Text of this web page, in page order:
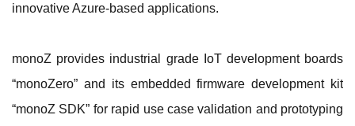
innovative Azure-based applications.
monoZ provides industrial grade IoT development boards
“monoZero” and its embedded firmware development kit
“monoZ SDK” for rapid use case validation and prototyping